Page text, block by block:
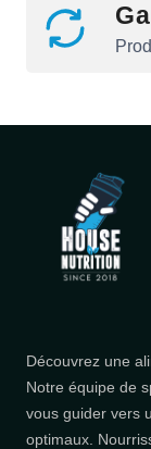
Découvrez une
Notre équipe de
vous guider vers
optimaux.